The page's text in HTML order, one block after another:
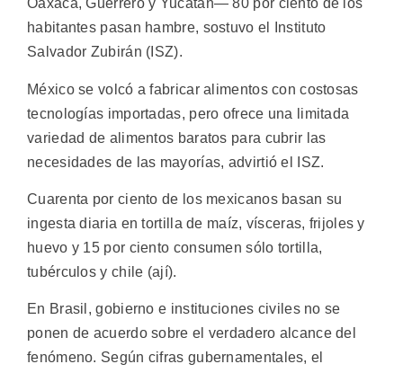
Oaxaca, Guerrero y Yucatán— 80 por ciento de los
habitantes pasan hambre, sostuvo el Instituto
Salvador Zubirán (ISZ).
México se volcó a fabricar alimentos con costosas
tecnologías importadas, pero ofrece una limitada
variedad de alimentos baratos para cubrir las
necesidades de las mayorías, advirtió el ISZ.
Cuarenta por ciento de los mexicanos basan su
ingesta diaria en tortilla de maíz, vísceras, frijoles y
huevo y 15 por ciento consumen sólo tortilla,
tubérculos y chile (ají).
En Brasil, gobierno e instituciones civiles no se
ponen de acuerdo sobre el verdadero alcance del
fenómeno. Según cifras gubernamentales, el